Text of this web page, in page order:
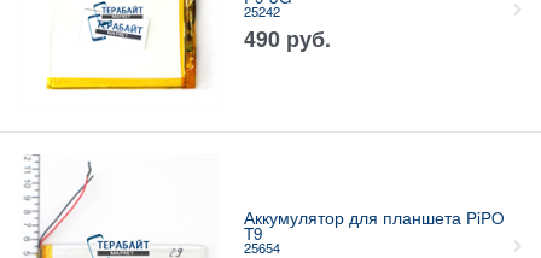
25242
490 руб.
Аккумулятор для планшета PiPO
T9
25654